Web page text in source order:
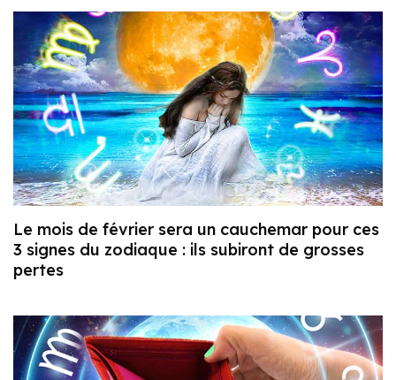
Le mois de février sera un cauchemar pour ces
3 signes du zodiaque : ils subiront de grosses
pertes